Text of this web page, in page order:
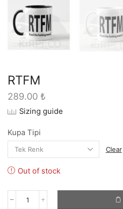
RTFM
289.00 ₺
Sizing guide
Kupa Tipi
Clear
Out of stock
RTFM